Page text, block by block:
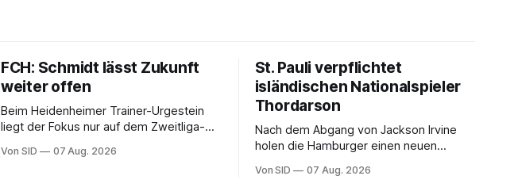
FCH: Schmidt lässt Zukunft
weiter offen
Beim Heidenheimer Trainer-Urgestein
liegt der Fokus nur auf dem Zweitliga-
Von SID 07 Aug. 2026
St. Pauli verpflichtet
isländischen Nationalspieler
Thordarson
Nach dem Abgang von Jackson Irvine
holen die Hamburger einen neuen
Von SID 07 Aug. 2026